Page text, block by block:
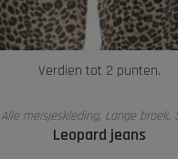
Verdien tot 2 punten.
OPTIES SELECTEREN
Alle meisjeskleding, Lange broek,
Leopard jeans